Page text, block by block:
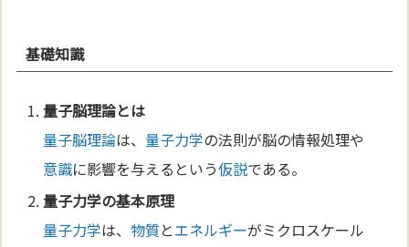
基礎知識
量子脳理論とは
量子脳理論は、 量子力学の法則が脳の情報処理や
意識に影響を与えるという仮説である。
量子力学の基本原理
量子力学は、 物質とエネルギーがミクロスケール